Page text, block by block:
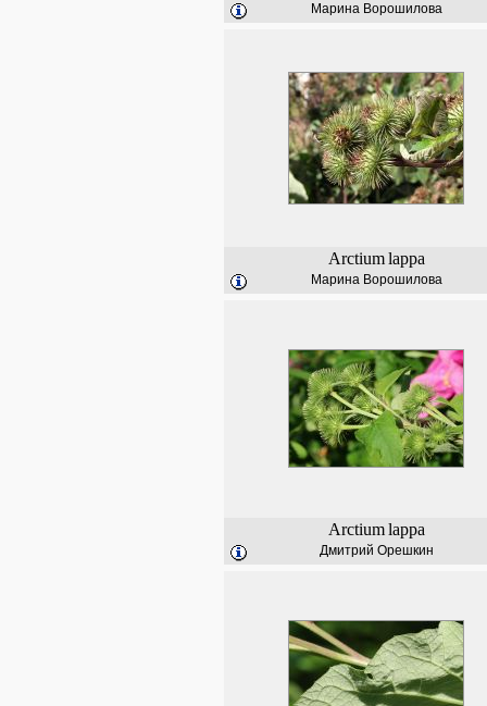
Марина Ворошилова
Arctium lappa
Марина Ворошилова
Arctium lappa
Дмитрий Орешкин